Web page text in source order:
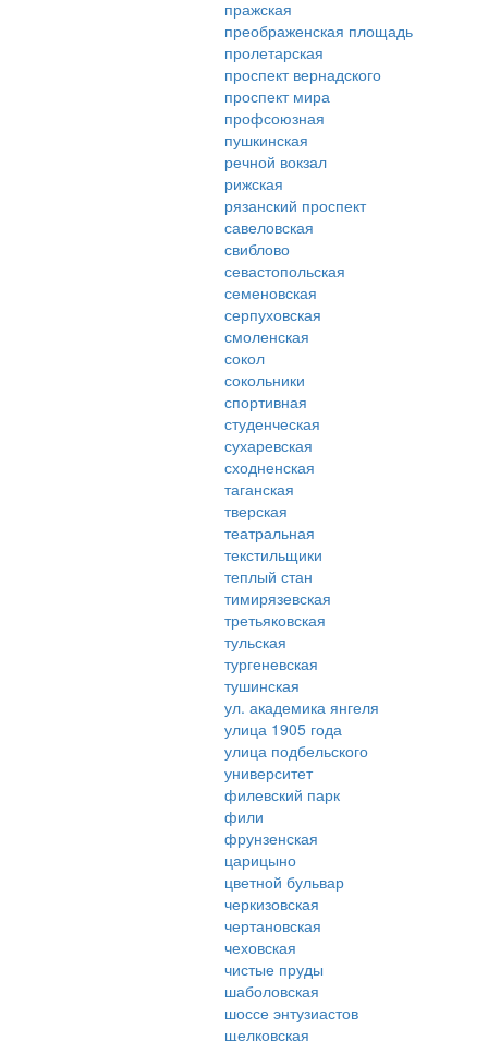
пражская
преображенская площадь
пролетарская
проспект вернадского
проспект мира
профсоюзная
пушкинская
речной вокзал
рижская
рязанский проспект
савеловская
свиблово
севастопольская
семеновская
серпуховская
смоленская
сокол
сокольники
спортивная
студенческая
сухаревская
сходненская
таганская
тверская
театральная
текстильщики
теплый стан
тимирязевская
третьяковская
тульская
тургеневская
тушинская
ул. академика янгеля
улица 1905 года
улица подбельского
университет
филевский парк
фили
фрунзенская
царицыно
цветной бульвар
черкизовская
чертановская
чеховская
чистые пруды
шаболовская
шоссе энтузиастов
щелковская